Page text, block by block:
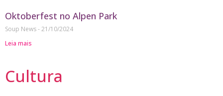
Oktoberfest no Alpen Park
Soup News 21/10/2024
Leia mais
Cultura